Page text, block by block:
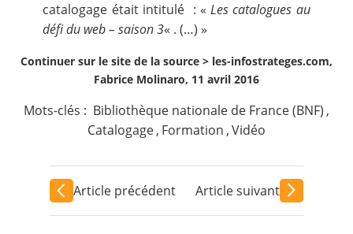
catalogage était intitulé : «Les catalogues au
défi du web – saison 3« . (…) »
Continuer sur le site de la source > les-infostrateges.com,
Fabrice Molinaro, 11 avril 2016
Mots-clés : Bibliothèque nationale de France (BNF) ,
Catalogage, Formation ,Vidéo
Article précédent Article suivant